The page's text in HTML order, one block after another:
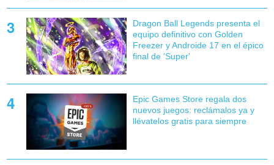
Dragon Ball Legends presenta el
equipo definitivo con Golden
Freezer y Androide 17 en el épico
final de 'Super'
Epic Games Store regala dos
nuevos juegos: reclámalos ya y
llévatelos gratis para siempre